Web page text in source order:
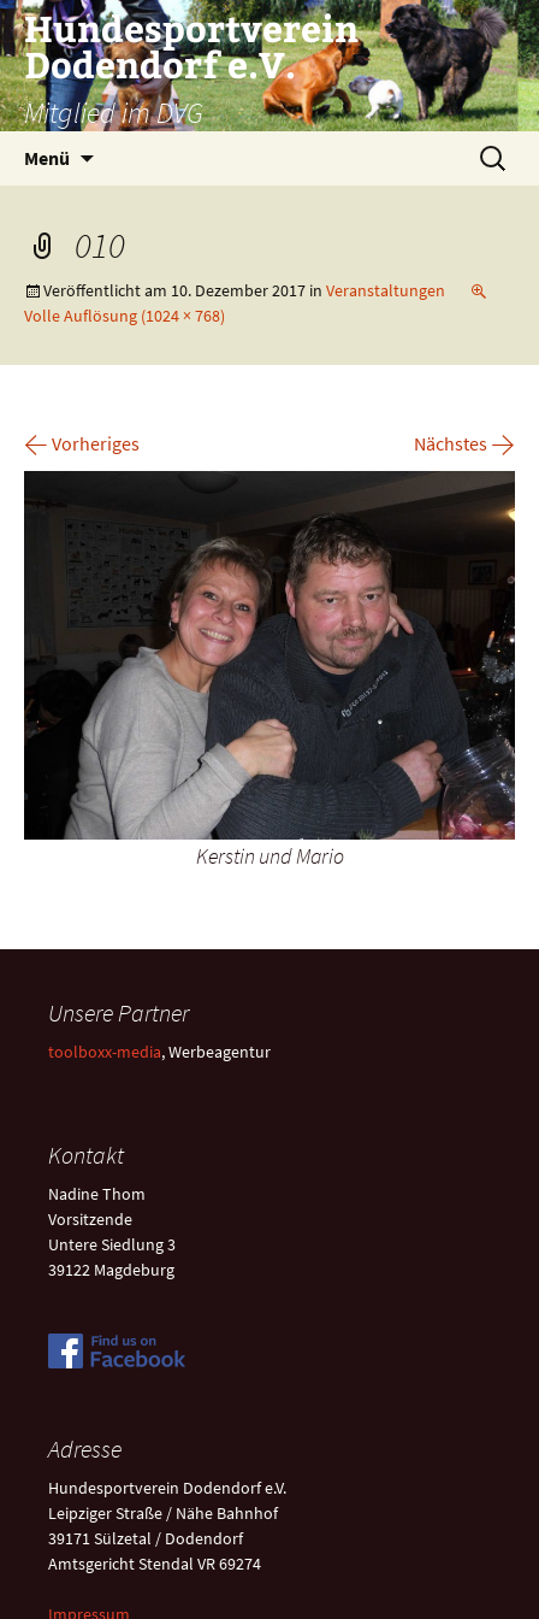
Zum
Inhalt
springen
Hundesportverein
Dodendorf e.V.
Mitglied im DVG
Menü
Suchen
nach:
010
Veröffentlicht am 10. Dezember 2017 in Veranstaltungen
Volle Auflösung (1024 × 768)
← Vorheriges Nächstes →
Kerstin und Mario
Unsere Partner
toolboxx-media, Werbeagentur
Kontakt
Nadine Thom
Vorsitzende
Untere Siedlung 3
39122 Magdeburg
Adresse
Hundesportverein Dodendorf e.V.
Leipziger Straße / Nähe Bahnhof
39171 Sülzetal / Dodendorf
Amtsgericht Stendal VR 69274
Impressum